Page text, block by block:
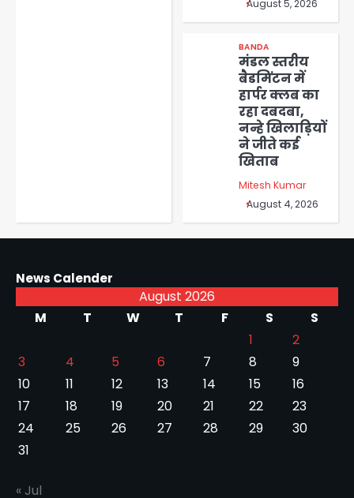
August 5, 2026
BANDA
मंडल स्तरीय
बैडमिंटन में
हार्पर क्लब का
रहा दबदबा,
नन्हे खिलाड़ियों
ने जीते कई
खिताब
Mitesh Kumar
August 4, 2026
News Calender
August 2026
M
T W T F S
S
1
2
3
4 5 6 7 8
9
10
11 12 13 14 15
16
17
18 19 20 21 22
23
24
25 26 27 28 29
30
31
« Jul